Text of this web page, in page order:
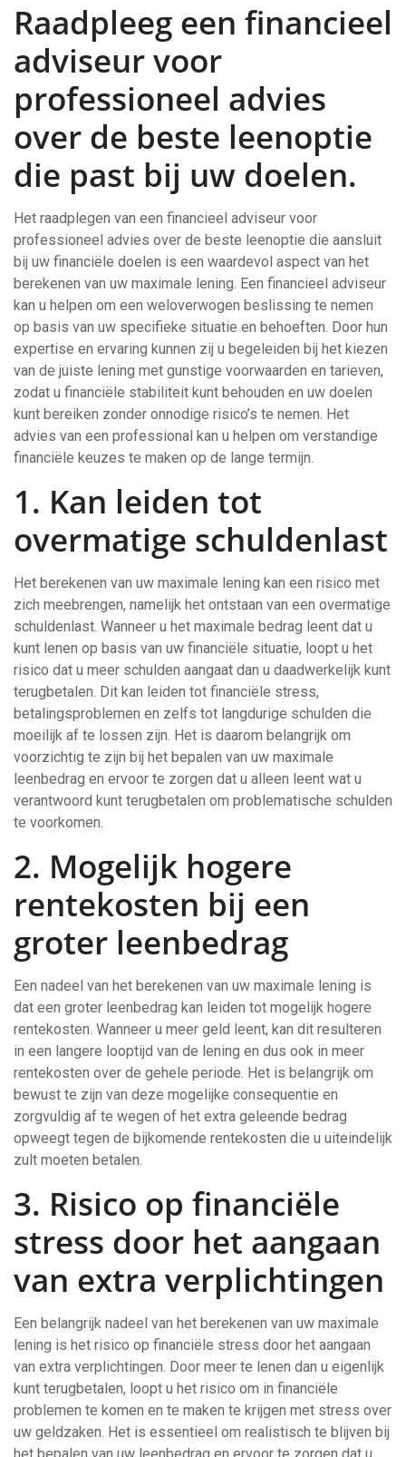
Raadpleeg een financieel
adviseur voor
professioneel advies
over de beste leenoptie
die past bij uw doelen.
Het raadplegen van een financieel adviseur voor
professioneel advies over de beste leenoptie die aansluit
bij uw financiële doelen is een waardevol aspect van het
berekenen van uw maximale lening. Een financieel adviseur
kan u helpen om een weloverwogen beslissing te nemen
op basis van uw specifieke situatie en behoeften. Door hun
expertise en ervaring kunnen zij u begeleiden bij het kiezen
van de juiste lening met gunstige voorwaarden en tarieven,
zodat u financiële stabiliteit kunt behouden en uw doelen
kunt bereiken zonder onnodige risico’s te nemen. Het
advies van een professional kan u helpen om verstandige
financiële keuzes te maken op de lange termijn.
1. Kan leiden tot
overmatige schuldenlast
Het berekenen van uw maximale lening kan een risico met
zich meebrengen, namelijk het ontstaan van een overmatige
schuldenlast. Wanneer u het maximale bedrag leent dat u
kunt lenen op basis van uw financiële situatie, loopt u het
risico dat u meer schulden aangaat dan u daadwerkelijk kunt
terugbetalen. Dit kan leiden tot financiële stress,
betalingsproblemen en zelfs tot langdurige schulden die
moeilijk af te lossen zijn. Het is daarom belangrijk om
voorzichtig te zijn bij het bepalen van uw maximale
leenbedrag en ervoor te zorgen dat u alleen leent wat u
verantwoord kunt terugbetalen om problematische schulden
te voorkomen.
2. Mogelijk hogere
rentekosten bij een
groter leenbedrag
Een nadeel van het berekenen van uw maximale lening is
dat een groter leenbedrag kan leiden tot mogelijk hogere
rentekosten. Wanneer u meer geld leent, kan dit resulteren
in een langere looptijd van de lening en dus ook in meer
rentekosten over de gehele periode. Het is belangrijk om
bewust te zijn van deze mogelijke consequentie en
zorgvuldig af te wegen of het extra geleende bedrag
opweegt tegen de bijkomende rentekosten die u uiteindelijk
zult moeten betalen.
3. Risico op financiële
stress door het aangaan
van extra verplichtingen
Een belangrijk nadeel van het berekenen van uw maximale
lening is het risico op financiële stress door het aangaan
van extra verplichtingen. Door meer te lenen dan u eigenlijk
kunt terugbetalen, loopt u het risico om in financiële
problemen te komen en te maken te krijgen met stress over
uw geldzaken. Het is essentieel om realistisch te blijven bij